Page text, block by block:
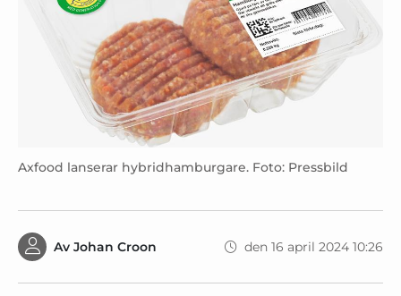
Axfood lanserar hybridhamburgare. Foto: Pressbild
Av Johan Croon den 16 april 2024 10:26